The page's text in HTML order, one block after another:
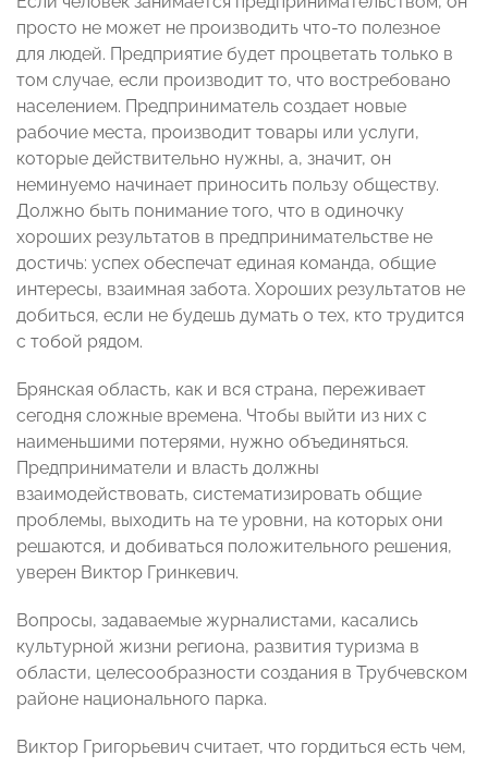
просто не может не производить что-то полезное
для людей. Предприятие будет процветать только в
том случае, если производит то, что востребовано
населением. Предприниматель создает новые
рабочие места, производит товары или услуги,
которые действительно нужны, а, значит, он
неминуемо начинает приносить пользу обществу.
Должно быть понимание того, что в одиночку
хороших результатов в предпринимательстве не
достичь: успех обеспечат единая команда, общие
интересы, взаимная забота. Хороших результатов не
добиться, если не будешь думать о тех, кто трудится
с тобой рядом.
Брянская область, как и вся страна, переживает
сегодня сложные времена. Чтобы выйти из них с
наименьшими потерями, нужно объединяться.
Предприниматели и власть должны
взаимодействовать, систематизировать общие
проблемы, выходить на те уровни, на которых они
решаются, и добиваться положительного решения,
уверен Виктор Гринкевич.
Вопросы, задаваемые журналистами, касались
культурной жизни региона, развития туризма в
области, целесообразности создания в Трубчевском
районе национального парка.
Виктор Григорьевич считает, что гордиться есть чем,